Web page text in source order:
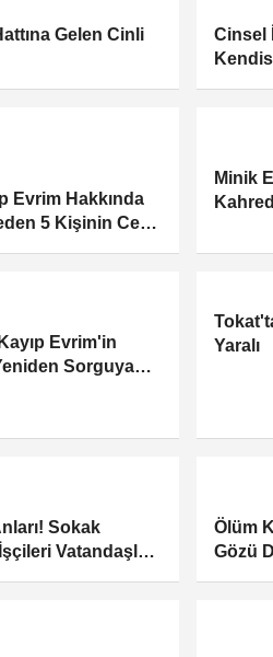
Gelen Cinli
Cinsel
Evrim Hakkında
5 Kişinin Cep
Minik
Evrim'in
Sorguya
Yaralı
Sokak
Vatandaşlar
Ölüm
Gözü